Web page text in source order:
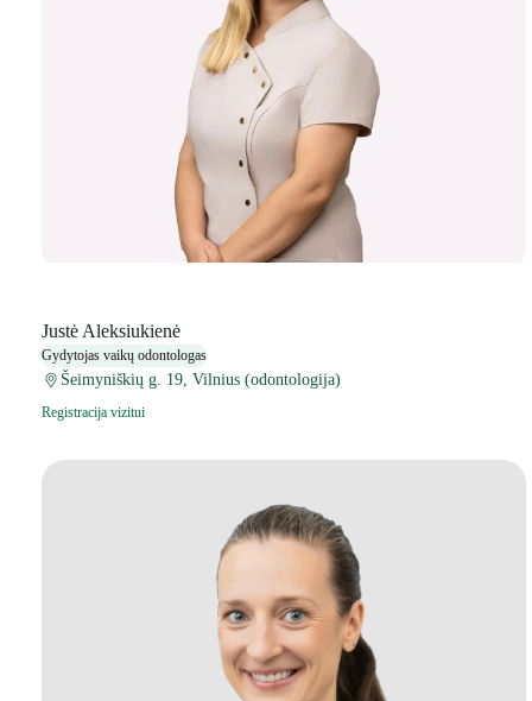
Justė Aleksiukienė
Gydytojas vaikų odontologas
Šeimyniškių g. 19, Vilnius (odontologija)
Registracija vizitui